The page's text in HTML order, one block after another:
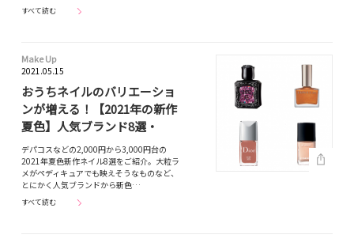
すべて読む
Make Up
2021.05.15
おうちネイルのバリエーショ
ンが増える！【2021年の新作
夏色】人気ブランド8選・
デパコスなどの2,000円から3,000円台の
2021年夏色新作ネイル8選をご紹介。大粒ラ
メがペディキュアでも映えそうなものなど、
とにかく人気ブランドから新色…
すべて読む